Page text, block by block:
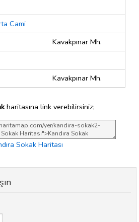
Cami
Kavakpınar Mh.
Kavakpınar Mh.
haritasına link verebilirsiniz;
Sokak Haritası